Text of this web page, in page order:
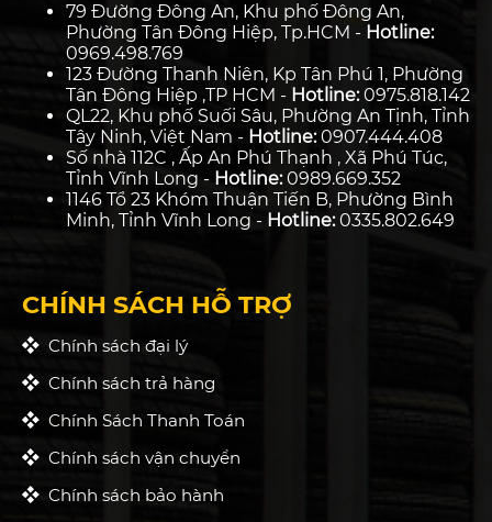
79 Đường Đông An, Khu phố Đông An,
Phường Tân Đông Hiệp, Tp.HCM - Hotline:
0969.498.769
123 Đường Thanh Niên, Kp Tân Phú 1, Phường
Tân Đông Hiệp ,TP HCM - Hotline:0975.818.142
QL22, Khu phố Suối Sâu, Phường An Tịnh, Tỉnh
Tây Ninh, Việt Nam - Hotline:0907.444.408
Số nhà 112C , Ấp An Phú Thạnh , Xã Phú Túc,
Tỉnh Vĩnh Long - Hotline:0989.669.352
1146 Tổ 23 Khóm Thuận Tiến B, Phường Bình
Minh, Tỉnh Vĩnh Long - Hotline:0335.802.649
CHÍNH SÁCH HỖ TRỢ
Chính sách đại lý
Chính sách trả hàng
Chính Sách Thanh Toán
Chính sách vận chuyển
Chính sách bảo hành